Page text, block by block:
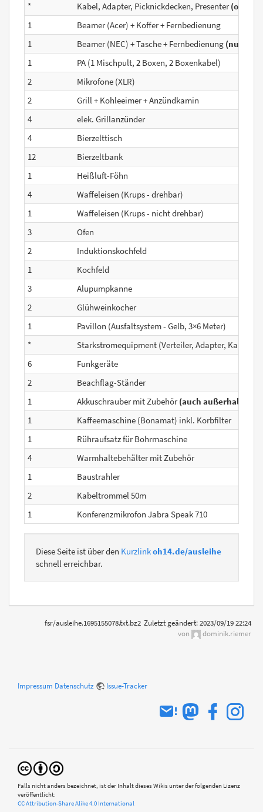
*
Kabel, Adapter, Picknickdecken, Presenter(ohne
1
Beamer (Acer) + Koffer + Fernbedienung
1
Beamer (NEC) + Tasche + Fernbedienung (nur
1
PA (1 Mischpult, 2 Boxen, 2 Boxenkabel)
2
Mikrofone (XLR)
2
Grill + Kohleeimer + Anzündkamin
4
elek. Grillanzünder
4
Bierzelttisch
12
Bierzeltbank
1
Heißluft-Föhn
4
Waffeleisen (Krups - drehbar)
1
Waffeleisen (Krups - nicht drehbar)
3
Ofen
2
Induktionskochfeld
1
Kochfeld
3
Alupumpkanne
2
Glühweinkocher
1
Pavillon (Ausfaltsystem - Gelb, 3×6 Meter)
*
Starkstromequipment (Verteiler, Adapter, Kabel)
6
Funkgeräte
2
Beachflag-Ständer
1
Akkuschrauber mit Zubehör(auch außerhalb des
1
Kaffeemaschine (Bonamat) inkl. Korbfilter
1
Rühraufsatz für Bohrmaschine
4
Warmhaltebehälter mit Zubehör
1
Baustrahler
2
Kabeltrommel 50m
1
Konferenzmikrofon Jabra Speak 710
Diese Seite ist über den Kurzlinkoh14.de/ausleihe
schnell erreichbar.
fsr/ausleihe.1695155078.txt.bz2 Zuletzt geändert:2023/09/19 22:24
von
dominik.riemer
Impressum Datenschutz Issue-Tracker
Falls nicht anders bezeichnet, ist der Inhalt dieses Wikis unter der folgenden Lizenz
veröffentlicht:
CC Attribution-Share Alike 4.0 International